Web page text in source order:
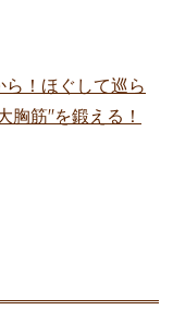
！ほぐして巡ら
胸筋"を鍛える！